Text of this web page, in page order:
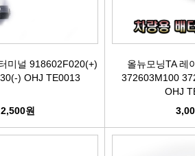
스크[평화]
스크[금강]
스크KGC
연료펌프[베파/대화]
수온센서
산소센서
비후다켑.
점화코일[
점화코일[
가열플
미널 918602F020(+)
) OHJ TE0013
2,500원
올뉴모닝TA 레
372603M100
OHJ